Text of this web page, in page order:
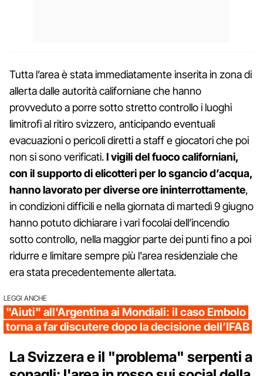
Tutta l’area è stata immediatamente inserita in zona di
allerta dalle autorità californiane che hanno
provveduto a porre sotto stretto controllo i luoghi
limitrofi al ritiro svizzero, anticipando eventuali
evacuazioni o pericoli diretti a staff e giocatori che poi
non si sono verificati.I vigili del fuoco californiani,
con il supporto di elicotteri per lo sgancio d’acqua,
hanno lavorato per diverse ore ininterrottamente,
in condizioni difficili e nella giornata di martedì 9 giugno
hanno potuto dichiarare i vari focolai dell’incendio
sotto controllo, nella maggior parte dei punti fino a poi
ridurre e limitare sempre più l'area residenziale che
era stata precedentemente allertata.
LEGGI ANCHE
"Aiuti" all'Argentina ai Mondiali: il caso Embolo
torna a far discutere dopo la decisione dell’IFAB
La Svizzera e il "problema" serpenti a